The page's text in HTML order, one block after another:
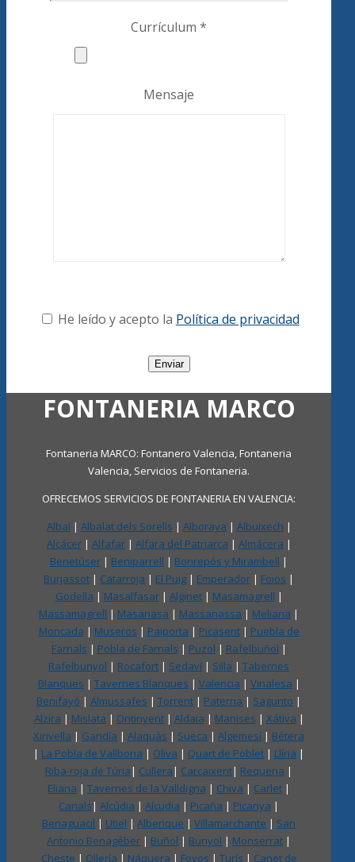
Currículum *
Mensaje
He leído y acepto la Política de privacidad
FONTANERIA MARCO
Fontaneria MARCO: Fontanero Valencia, Fontaneria
Valencia, Servicios de Fontaneria.
OFRECEMOS SERVICIOS DE FONTANERIA EN VALENCIA:
Albal | Albalat dels Sorells | Alboraya | Albuixech |
Alcácer| Alfafar| Alfara del Patriarca | Almácera |
Benetúser | Beniparrell | Bonrepós y Mirambell |
Burjassot | Catarroja | El Puig | Emperador | Foios |
Godella | Masalfasar| Alginet| Masamagrell |
Massamagrell | Masanasa | Massanassa | Meliana |
Moncada | Museros | Paiporta | Picasent| Puebla de
Farnals | Pobla de Farnals | Puzol | Rafelbuñol |
Rafelbunyol | Rocafort | Sedaví | Silla |Tabernes
Blanques | Tavernes Blanques | Valencia | Vinalesa |
Benifayó |Almussafes |Torrent | Paterna | Sagunto |
Alzira | Mislata | Ontinyent| Aldaia | Manises | Xátiva |
Xirivella | Gandía |Alaquàs | Sueca |Algemesí | Bétera
| La Pobla de Vallbona | Oliva | Quart de Poblet | Llíria |
Riba-roja de Túria| Cullera| Carcaixent| Requena |
Eliana |Tavernes de la Valldigna | Chiva | Carlet |
Canals|Alcúdia |Alcudia | Picaña | Picanya |
Benaguacil | Utiel |Alberique |Villamarchante | San
Antonio Benagéber | Buñol | Bunyol | Monserrat |
Cheste | Ollería | Náquera | Foyos | Turís | Canet de